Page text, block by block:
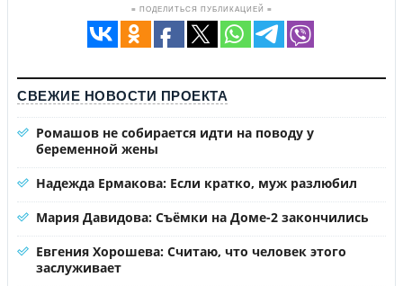
≡ ПОДЕЛИТЬСЯ ПУБЛИКАЦИЕЙ ≡
СВЕЖИЕ НОВОСТИ ПРОЕКТА
Ромашов не собирается идти на поводу у
беременной жены
Надежда Ермакова: Если кратко, муж разлюбил
Мария Давидова: Съёмки на Доме-2 закончились
Евгения Хорошева: Считаю, что человек этого
заслуживает